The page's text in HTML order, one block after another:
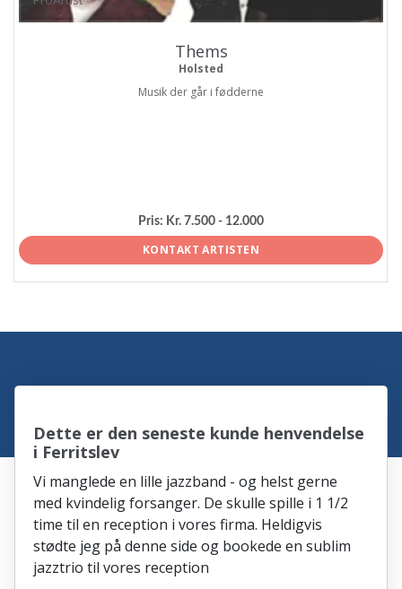
Thems
Holsted
Musik der går i fødderne
Pris: Kr. 7.500 - 12.000
KONTAKT ARTISTEN
Dette er den seneste kunde henvendelse
i Ferritslev
Vi manglede en lille jazzband - og helst gerne
med kvindelig forsanger. De skulle spille i 1 1/2
time til en reception i vores firma. Heldigvis
stødte jeg på denne side og bookede en sublim
jazztrio til vores reception